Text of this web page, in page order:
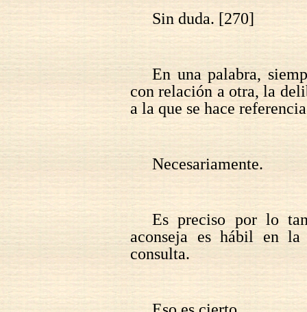
Sin duda. [270]
En una palabra,
con relación a otra, la
a la que se hace
Necesariamente.
Es preciso por lo
aconseja es hábil en la
consulta.